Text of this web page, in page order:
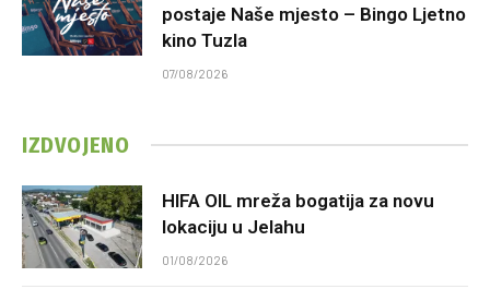
postaje Naše mjesto – Bingo Ljetno
kino Tuzla
07/08/2026
IZDVOJENO
HIFA OIL mreža bogatija za novu
lokaciju u Jelahu
01/08/2026